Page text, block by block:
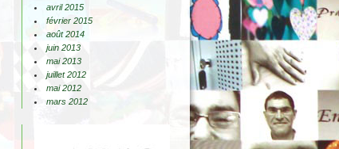
avril 2015
février 2015
août 2014
juin 2013
mai 2013
juillet 2012
mai 2012
mars 2012